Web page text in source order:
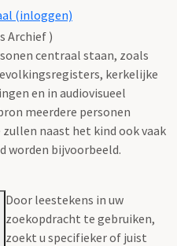
(inloggen)
Archief )
centraal staan, zoals
kerkelijke
en in audiovisueel
meerdere personen
naast het kind ook vaak
worden bijvoorbeeld.
Door leestekens in uw
zoekopdracht te gebruiken,
zoekt u specifieker of juist